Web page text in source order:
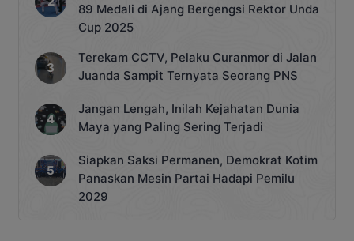
89 Medali di Ajang Bergengsi Rektor Unda
Cup 2025
Terekam CCTV, Pelaku Curanmor di Jalan
Juanda Sampit Ternyata Seorang PNS
Jangan Lengah, Inilah Kejahatan Dunia
Maya yang Paling Sering Terjadi
Siapkan Saksi Permanen, Demokrat Kotim
Panaskan Mesin Partai Hadapi Pemilu
2029